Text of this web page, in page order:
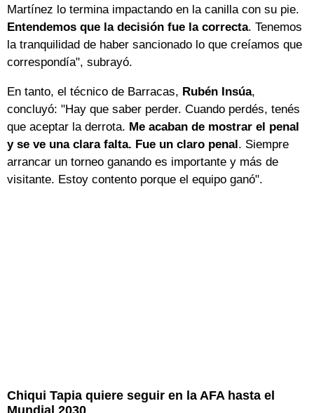
Martínez lo termina impactando en la canilla con su pie.
Entendemos que la decisión fue la correcta. Tenemos
la tranquilidad de haber sancionado lo que creíamos que
correspondía", subrayó.
En tanto, el técnico de Barracas, Rubén Insúa,
concluyó: "Hay que saber perder. Cuando perdés, tenés
que aceptar la derrota. Me acaban de mostrar el penal
y se ve una clara falta. Fue un claro penal. Siempre
arrancar un torneo ganando es importante y más de
visitante. Estoy contento porque el equipo ganó".
Chiqui Tapia quiere seguir en la AFA hasta el